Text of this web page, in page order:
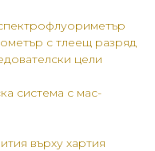
с тлеещ разряд
цели
система с мас-
върху хартия